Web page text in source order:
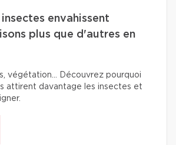
envahissent
plus que d'autres en
végétation… Découvrez pourquoi
attirent davantage les insectes et